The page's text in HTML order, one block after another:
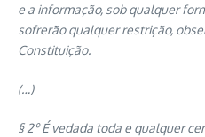
e a informação, sob qualquer
sofrerão qualquer restrição,
Constituição.
(…)
§ 2º É vedada toda e qualquer